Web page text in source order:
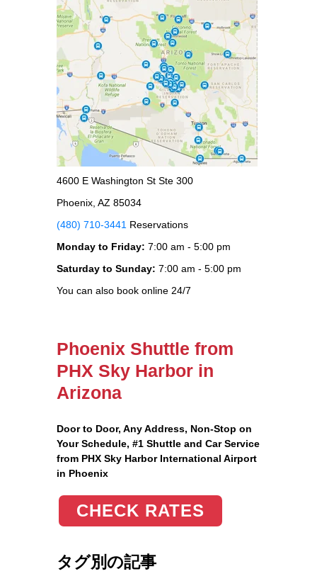
4600 E Washington St Ste 300
Phoenix, AZ 85034
(480) 710-3441 Reservations
Monday to Friday: 7:00 am - 5:00 pm
Saturday to Sunday: 7:00 am - 5:00 pm
You can also book online 24/7
Phoenix Shuttle from
PHX Sky Harbor in
Arizona
Door to Door, Any Address, Non-Stop on
Your Schedule, #1 Shuttle and Car Service
from PHX Sky Harbor International Airport
in Phoenix
CHECK RATES
タグ別の記事